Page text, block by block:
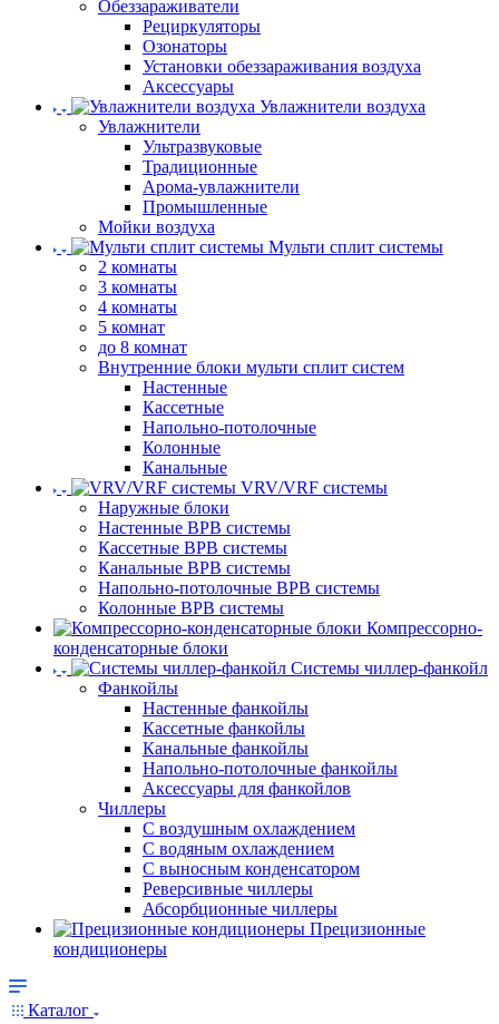
Обеззараживатели
Рециркуляторы
Озонаторы
Установки обеззараживания воздуха
Аксессуары
Увлажнители воздуха
Увлажнители
Ультразвуковые
Традиционные
Арома-увлажнители
Промышленные
Мойки воздуха
Мульти сплит системы
2 комнаты
3 комнаты
4 комнаты
5 комнат
до 8 комнат
Внутренние блоки мульти сплит систем
Настенные
Кассетные
Напольно-потолочные
Колонные
Канальные
VRV/VRF системы
Наружные блоки
Настенные ВРВ системы
Кассетные ВРВ системы
Канальные ВРВ системы
Напольно-потолочные ВРВ системы
Колонные ВРВ системы
Компрессорно-
конденсаторные блоки
Системы чиллер-фанкойл
Фанкойлы
Настенные фанкойлы
Кассетные фанкойлы
Канальные фанкойлы
Напольно-потолочные фанкойлы
Аксессуары для фанкойлов
Чиллеры
С воздушным охлаждением
С водяным охлаждением
С выносным конденсатором
Реверсивные чиллеры
Абсорбционные чиллеры
Прецизионные
кондиционеры
Каталог